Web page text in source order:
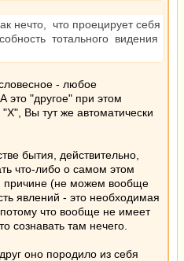
нечто, что проецирует себя
тотального видения
- любое
это "другое" при этом
Вы тут же автоматически
бытия, действительно,
что-либо о самом этом
причине (не можем вообще
явлений - это необходимая
что вообще не имеет
сознавать там нечего.
оно породило из себя